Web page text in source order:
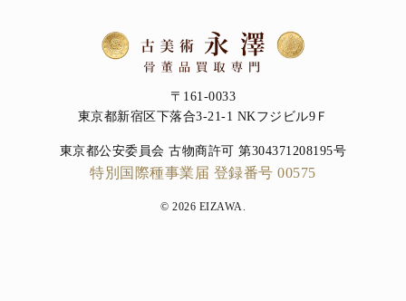
〒161-0033
東京都新宿区下落合3-21-1 NKフジビル9Ｆ
東京都公安委員会 古物商許可 第304371208195号
特別国際種事業届 登録番号 00575
© 2026 EIZAWA.